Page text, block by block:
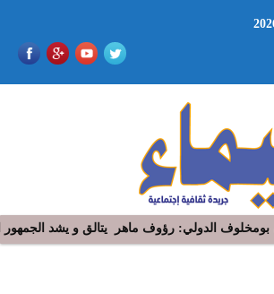
عياش: نوستالجيّا السبعينيات تعيد رسم أبعاد